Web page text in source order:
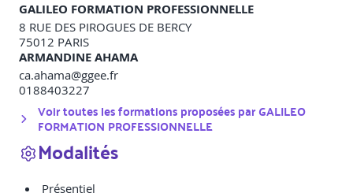
GALILEO FORMATION PROFESSIONNELLE
8 RUE DES PIROGUES DE BERCY
75012 PARIS
ARMANDINE AHAMA
ca.ahama@ggee.fr
0188403227
Voir toutes les formations proposées parGALILEO
FORMATION PROFESSIONNELLE
Modalités
Présentiel